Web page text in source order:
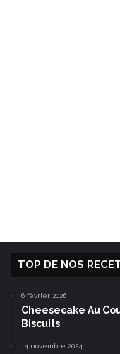
TOP DE NOS
6 février 2026
Cheesecake Au
Biscuits
14 novembre 2024